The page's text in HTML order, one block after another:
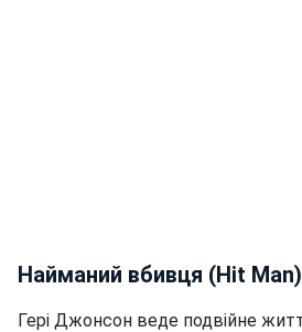
Найманий вбивця (Hit Man)
Гері Джонсон веде подвійне